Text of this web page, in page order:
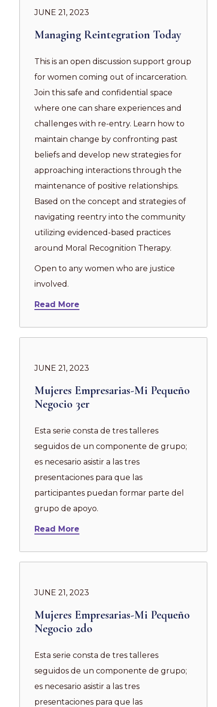
JUNE 21, 2023
Managing Reintegration Today
This is an open discussion support group
for women coming out of incarceration.
Join this safe and confidential space
where one can share experiences and
challenges with re-entry. Learn how to
maintain change by confronting past
beliefs and develop new strategies for
approaching interactions through the
maintenance of positive relationships.
Based on the concept and strategies of
navigating reentry into the community
utilizing evidenced-based practices
around Moral Recognition Therapy.
Open to any women who are justice
involved.
Read More
JUNE 21, 2023
Mujeres Empresarias-Mi Pequeño
Negocio 3er
Esta serie consta de tres talleres
seguidos de un componente de grupo;
es necesario asistir a las tres
presentaciones para que las
participantes puedan formar parte del
grupo de apoyo.
Read More
JUNE 21, 2023
Mujeres Empresarias-Mi Pequeño
Negocio 2do
Esta serie consta de tres talleres
seguidos de un componente de grupo;
es necesario asistir a las tres
presentaciones para que las